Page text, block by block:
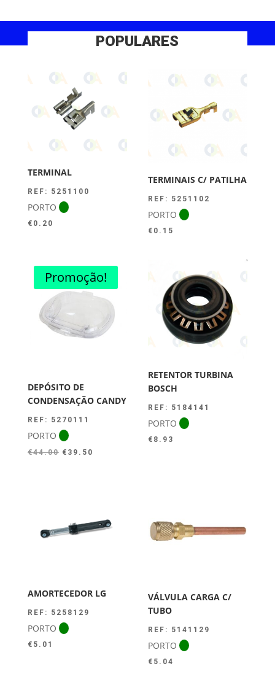
POPULARES
TERMINAL
REF: 5251100
PORTO
€ 0.20
TERMINAIS C/ PATILHA
REF: 5251102
PORTO
€ 0.15
Promoção!
DEPÓSITO DE
CONDENSAÇÃO CANDY
REF: 5270111
PORTO
€44.00 O
€ 39.50
RETENTOR TURBINA
BOSCH
REF: 5184141
PORTO
€ 8.93
AMORTECEDOR LG
REF: 5258129
PORTO
€ 5.01
VÁLVULA CARGA C/
TUBO
REF: 5141129
PORTO
€ 5.04